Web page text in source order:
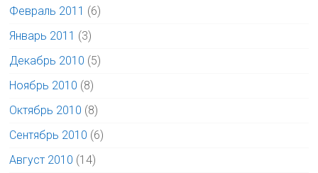
Февраль 2011 (6)
Январь 2011 (3)
Декабрь 2010 (5)
Ноябрь 2010 (8)
Октябрь 2010 (8)
Сентябрь 2010 (6)
Август 2010 (14)